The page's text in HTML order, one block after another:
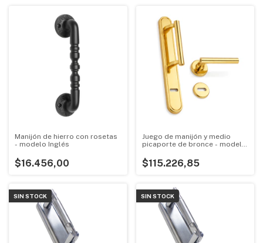
Manijón de hierro con rosetas
- modelo Inglés
$16.456,00
Juego de manijón y medio
picaporte de bronce - modelo
$115.226,85
SIN STOCK SIN STOCK